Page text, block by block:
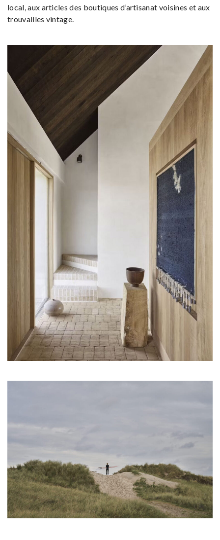
local, aux articles des boutiques d’artisanat voisines et aux
trouvailles vintage.